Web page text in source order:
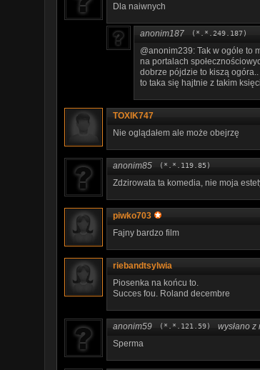
Dla naiwnych
anonim187 (*.*.249.187)
@anonim239: Tak w ogóle to
na portalach
dobrze pójdzie to kiszą
to taka się hajtnie z takim
TOXIK747
Nie oglądałem ale może obejrzę
anonim85 (*.*.119.85)
Zdzirowata ta komedia, nie moja
piwko703
Fajny bardzo film
riebandtsylwia
Piosenka na końcu to.
Succes fou. Roland decembre
anonim59 (*.*.121.59) wysłano z
Sperma